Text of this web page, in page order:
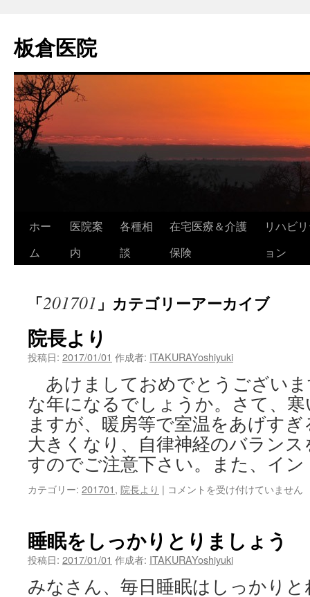
テ
ン
へ
ス
キ
ッ
プ
板倉医院
ホー
ム
医院案
内
各種相
談
在宅医療＆介護
保険
リハビ
ョン
「201701 」カテゴリーアーカイブ
院長より
投稿日: 2017/01/01 作成者: ITAKURAYoshiyuki
あけましておめでとうござい
な年になるでしょうか。さて、
ますが、暖房等で室温をあげす
大きくなり、自律神経のバラン
すのでご注意下さい。また、イ
カテゴリー: 201701, 院長より | 院
は
コメントを受け付けていません
睡眠をしっかりとりましょう
投稿日: 2017/01/01 作成者: ITAKURAYoshiyuki
みなさん、毎日睡眠はしっかり